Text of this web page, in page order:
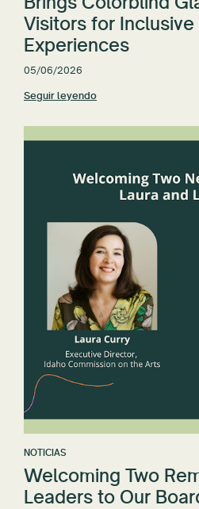
Visitors for Inclusive
Experiences
05/06/2026
Seguir leyendo
NOTICIAS
Welcoming Two
Leaders to Our